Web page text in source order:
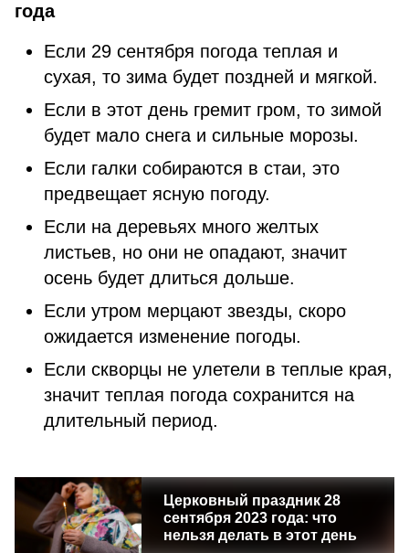
года
Если 29 сентября погода теплая и
сухая, то зима будет поздней и мягкой.
Если в этот день гремит гром, то зимой
будет мало снега и сильные морозы.
Если галки собираются в стаи, это
предвещает ясную погоду.
Если на деревьях много желтых
листьев, но они не опадают, значит
осень будет длиться дольше.
Если утром мерцают звезды, скоро
ожидается изменение погоды.
Если скворцы не улетели в теплые края,
значит теплая погода сохранится на
длительный период.
Церковный праздник 28
сентября 2023 года: что
нельзя делать в этот день